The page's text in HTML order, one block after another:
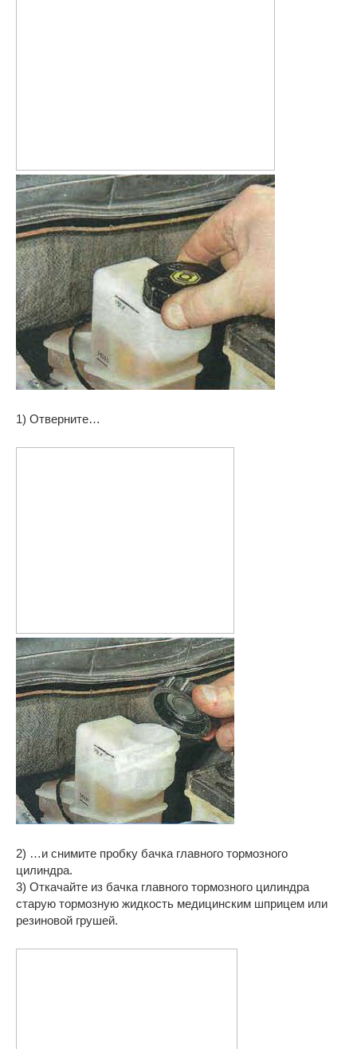
1) Отверните…
2) …и снимите пробку бачка главного тормозного
цилиндра.
3) Откачайте из бачка главного тормозного цилиндра
старую тормозную жидкость медицинским шприцем или
резиновой грушей.